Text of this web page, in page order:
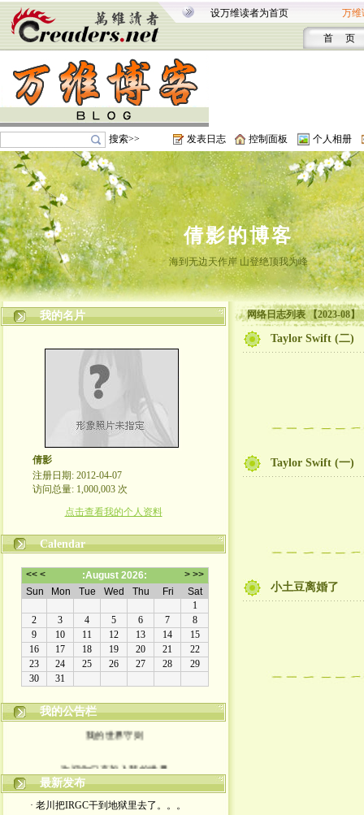
设万维读者为首页 万维
首 页
搜索>> 发表日志 控制面板 个人相册
倩影的博客
海到无边天作岸 山登绝顶我为峰
我的名片
倩影
注册日期: 2012-04-07
访问总量: 1,000,003 次
点击查看我的个人资料
Calendar
我的公告栏
我的世界守则
入场券上面有正义的光源
最新发布
· 老川把IRGC干到地狱里去了。。。
网络日志列表 【2023-08】
Taylor Swift (二)
Taylor Swift (一)
小土豆离婚了